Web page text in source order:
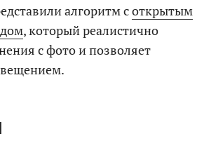
алгоритм соткрытым
, который реалистично
с фото и позволяет